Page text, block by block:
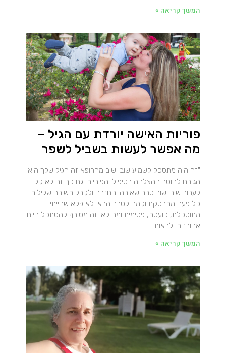
המשך קריאה »
פוריות האישה יורדת עם הגיל –
מה אפשר לעשות בשביל לשפר
"זה היה מתסכל לשמוע שוב ושוב מהרופא זה הגיל שלך הוא
הגורם לחוסר ההצלחה בטיפולי הפוריות. גם כך זה לא קל
לעבור שוב ושוב סבב שאיבה והחזרה ולקבל תשובה שלילית.
כל פעם מתרסקת וקמה לסבב הבא. לא פלא שהייתי
מתוסכלת, כועסת, פסימית ומה לא. זה מטורף להסתכל היום
אחורנית ולראות
המשך קריאה »